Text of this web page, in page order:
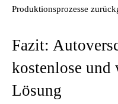
Produktionsprozesse
Fazit:
kostenlose
Lösung